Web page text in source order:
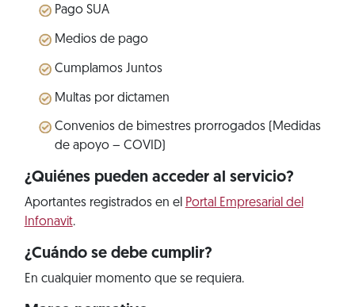
Pago SUA
Medios de pago
Cumplamos Juntos
Multas por dictamen
Convenios de bimestres prorrogados (Medidas
de apoyo – COVID)
¿Quiénes pueden acceder al servicio?
Aportantes registrados en el Portal Empresarial del
Infonavit.
¿Cuándo se debe cumplir?
En cualquier momento que se requiera.